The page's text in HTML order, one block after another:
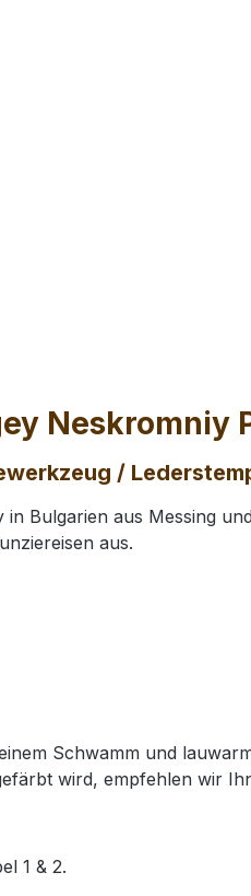
Neskromniy
/
Bulgarien aus Messing
aus.
Schwamm und
wird, empfehlen wir
1 & 2.